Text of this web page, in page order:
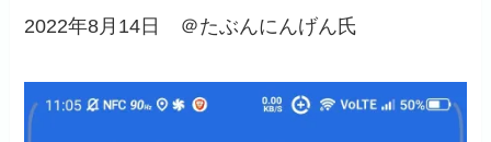
2022年8月14日 ＠たぶんにんげん氏